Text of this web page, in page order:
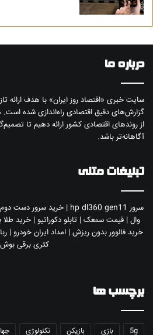
درباره ما
سایت خبری «اقتصاد روز ایران» با هدف ارائه
گزارش‌های دقیق اقتصادی راه‌اندازی شده
از روندهای اقتصادی کشور ارائه دهیم تا
آگاهانه‌تر باشد.
تبلیغات متنی
سرور hp dl360 gen11 | خرید سرور دست دوم
وال | قیمت سمعک | تابلو دکوراتیو | خرید طلا
خرید فالوور بدون ریزش | امداد ایران خودرو |
کتری برقی بوش
برچسب ها
5g بازی بازیکن تکنولوژی